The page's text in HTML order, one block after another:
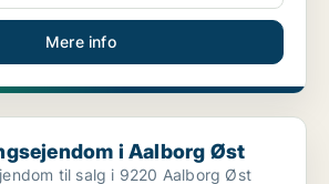
Mere info
i Aalborg Øst
i Aalborg Øst
til salg i 9220 Aalborg Øst